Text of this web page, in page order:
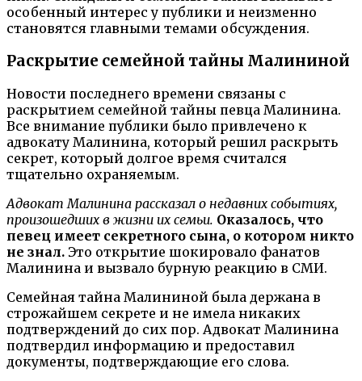
особенный интерес у публики и неизменно
становятся главными темами обсуждения.
Раскрытие семейной тайны Малининой
Новости последнего времени связаны с
раскрытием семейной тайны певца Малинина.
Все внимание публики было привлечено к
адвокату Малинина, который решил раскрыть
секрет, который долгое время считался
тщательно охраняемым.
Адвокат Малинина рассказал о недавних событиях,
произошедших в жизни их семьи. Оказалось, что
певец имеет секретного сына, о котором никто
не знал. Это открытие шокировало фанатов
Малинина и вызвало бурную реакцию в СМИ.
Семейная тайна Малининой была держана в
строжайшем секрете и не имела никаких
подтверждений до сих пор. Адвокат Малинина
подтвердил информацию и предоставил
документы, подтверждающие его слова.